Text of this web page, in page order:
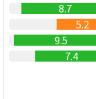
8.7
5.2
9.5
7.4